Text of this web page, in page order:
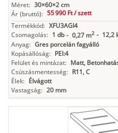
Méret: 30×60×2 cm
Ár (bruttó): 55 990 Ft /szett
Termékkód: XFU3AGI4
Csomagolás: 1 db - 0,27 m2 - 12,2
Anyag: Gres porcelán fagyálló
Kopásállóság: PEI:4
Felület és mintázat: Matt,
Csúszásmentesség: R11, C
Élek: Élvágott
Vastagság: 20 mm